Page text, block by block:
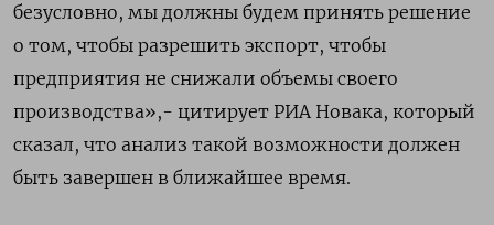
безусловно, мы должны будем принять решение
о том, чтобы разрешить экспорт, чтобы
предприятия не снижали объемы своего
производства»,- цитирует РИА Новака, который
сказал, что анализ такой возможности должен
быть завершен в ближайшее время.